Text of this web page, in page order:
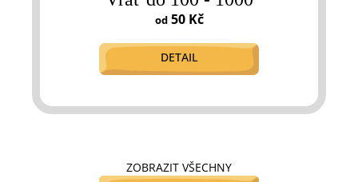
od50 Kč
DETAIL
ZOBRAZIT VŠECHNY